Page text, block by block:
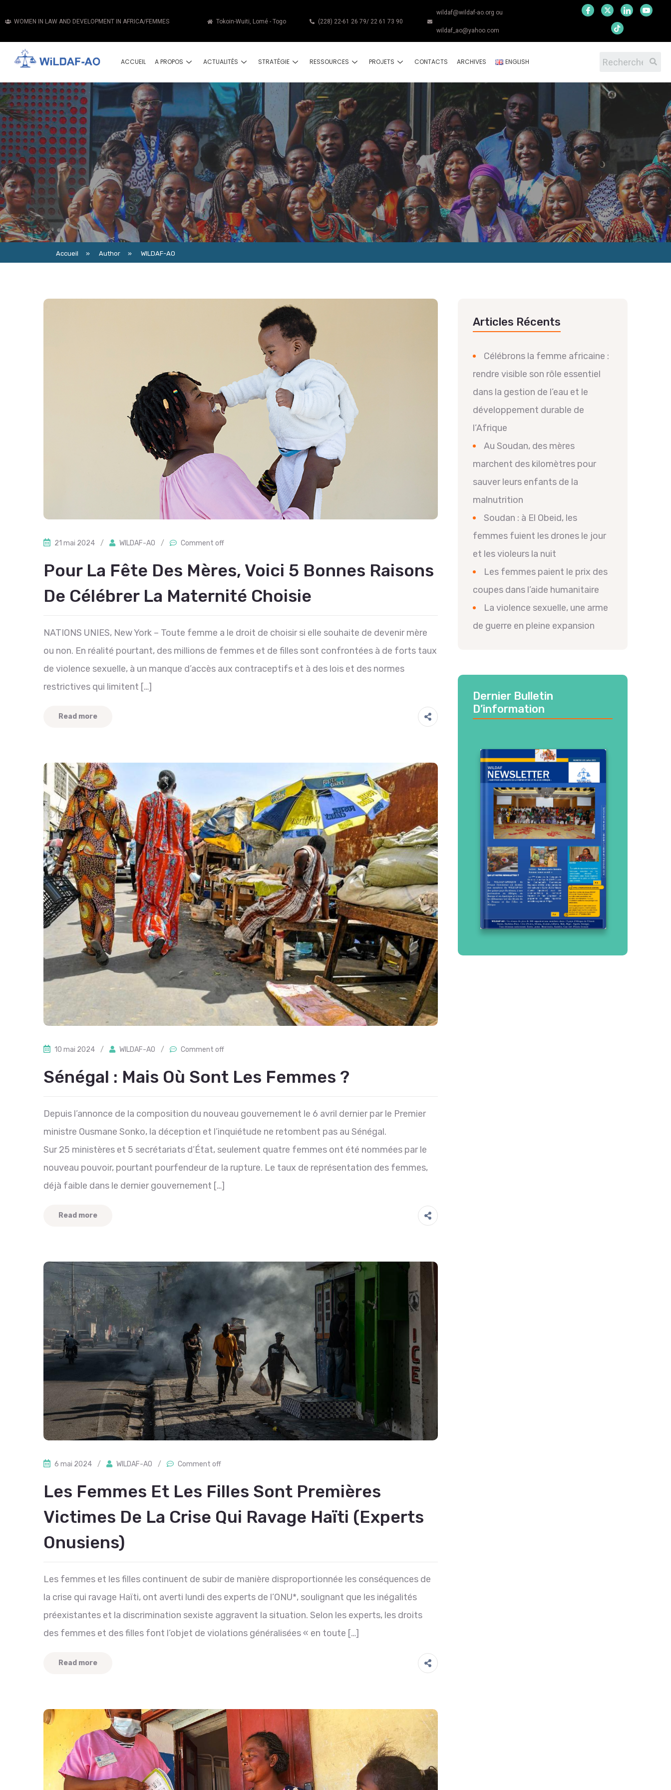
WOMEN IN LAW AND DEVELOPMENT IN AFRICA/FEMMES Tokoin-Wuiti, Lomé - Togo (228) 22-61 26 79/ 22 61 73 90
wildaf@wildaf-ao.org ou
wildaf_ao@yahoo.com
ACCUEIL A PROPOS ACTUALITÉS STRATÉGIE RESSOURCES PROJETS CONTACTS ARCHIVES ENGLISH
Accueil » Author » WILDAF-AO
21 mai 2024 / WILDAF-AO / Comment off
Pour La Fête Des Mères, Voici 5 Bonnes Raisons
De Célébrer La Maternité Choisie
NATIONS UNIES, New York – Toute femme a le droit de choisir si elle souhaite de devenir mère
ou non. En réalité pourtant, des millions de femmes et de filles sont confrontées à de forts taux
de violence sexuelle, à un manque d’accès aux contraceptifs et à des lois et des normes
restrictives qui limitent […]
Read more
10 mai 2024 / WILDAF-AO / Comment off
Sénégal : Mais Où Sont Les Femmes ?
Depuis l’annonce de la composition du nouveau gouvernement le 6 avril dernier par le Premier
ministre Ousmane Sonko, la déception et l’inquiétude ne retombent pas au Sénégal.
Sur 25 ministères et 5 secrétariats d’État, seulement quatre femmes ont été nommées par le
nouveau pouvoir, pourtant pourfendeur de la rupture. Le taux de représentation des femmes,
déjà faible dans le dernier gouvernement […]
Read more
6 mai 2024 / WILDAF-AO / Comment off
Les Femmes Et Les Filles Sont Premières
Victimes De La Crise Qui Ravage Haïti (experts
Onusiens)
Les femmes et les filles continuent de subir de manière disproportionnée les conséquences de
la crise qui ravage Haïti, ont averti lundi des experts de l’ONU*, soulignant que les inégalités
préexistantes et la discrimination sexiste aggravent la situation. Selon les experts, les droits
des femmes et des filles font l’objet de violations généralisées « en toute […]
Read more
Articles Récents
Célébrons la femme africaine :
rendre visible son rôle essentiel
dans la gestion de l’eau et le
développement durable de
l’Afrique
Au Soudan, des mères
marchent des kilomètres pour
sauver leurs enfants de la
malnutrition
Soudan : à El Obeid, les
femmes fuient les drones le jour
et les violeurs la nuit
Les femmes paient le prix des
coupes dans l’aide humanitaire
La violence sexuelle, une arme
de guerre en pleine expansion
Dernier Bulletin
D’information